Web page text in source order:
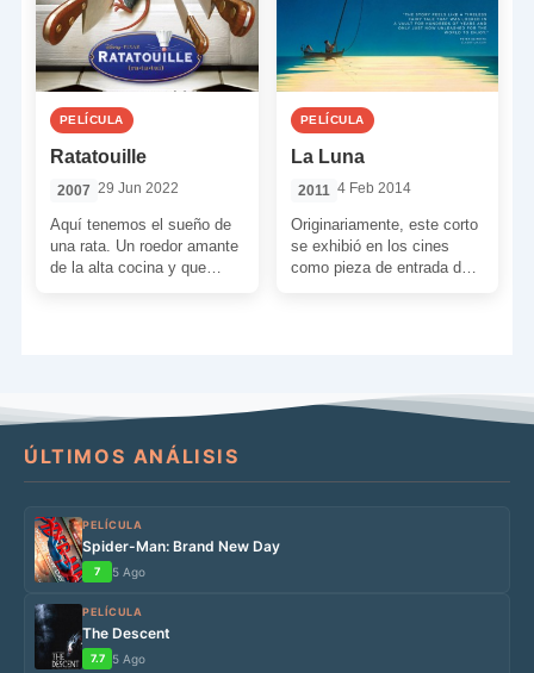
PELÍCULA
Ratatouille
2007 29 Jun 2022
Aquí tenemos el sueño de
una rata. Un roedor amante
de la alta cocina y que
PELÍCULA
La Luna
2011 4 Feb 2014
Originariamente, este corto
se exhibió en los cines
como pieza de entrada del
ÚLTIMOS ANÁLISIS
PELÍCULA
Spider-Man: Brand New Day
7 5 Ago
PELÍCULA
The Descent
7.7 5 Ago